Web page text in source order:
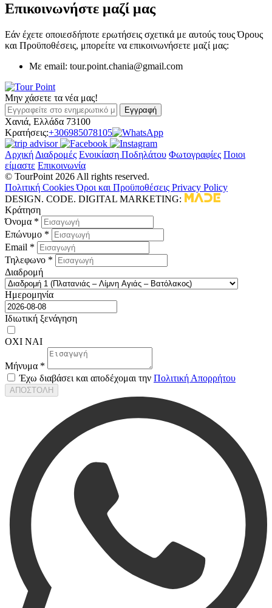
Επικοινωνήστε μαζί μας
Εάν έχετε οποιεσδήποτε ερωτήσεις σχετικά με αυτούς τους Όρους
και Προϋποθέσεις, μπορείτε να επικοινωνήσετε μαζί μας:
Με email: tour.point.chania@gmail.com
Μην χάσετε τα νέα μας!
Εγγραφή
Χανιά, Ελλάδα 73100
Κρατήσεις:+306985078105
Αρχική Διαδρομές Ενοικίαση Ποδηλάτου Φωτογραφίες Ποιοι
είμαστε Επικοινωνία
© TourPoint 2026 All rights reserved.
Πολιτική CookiesΌροι και Προϋποθέσεις Privacy Policy
DESIGN. CODE. DIGITAL MARKETING:
Κράτηση
Όνομα *
Επώνυμο *
Email *
Τηλεφωνο *
Διαδρομή
Ημερομηνία
Ιδιωτική ξενάγηση
ΟΧΙ ΝΑΙ
Μήνυμα *
Έχω διαβάσει και αποδέχομαι την Πολιτική Απορρήτου
ΑΠΟΣΤΟΛΗ